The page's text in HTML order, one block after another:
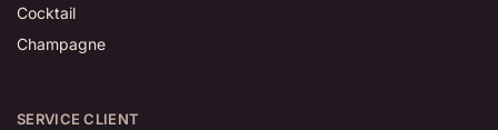
Cocktail
Champagne
SERVICE CLIENT